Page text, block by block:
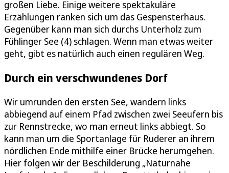
großen Liebe. Einige weitere spektakuläre
Erzählungen ranken sich um das Gespensterhaus.
Gegenüber kann man sich durchs Unterholz zum
Fühlinger See (4) schlagen. Wenn man etwas weiter
geht, gibt es natürlich auch einen regulären Weg.
Durch ein verschwundenes Dorf
Wir umrunden den ersten See, wandern links
abbiegend auf einem Pfad zwischen zwei Seeufern bis
zur Rennstrecke, wo man erneut links abbiegt. So
kann man um die Sportanlage für Ruderer an ihrem
nördlichen Ende mithilfe einer Brücke herumgehen.
Hier folgen wir der Beschilderung „Naturnahe